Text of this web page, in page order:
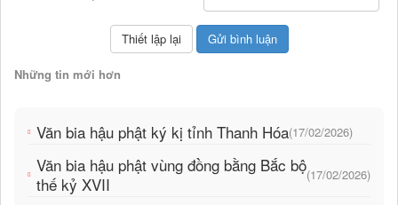
Những tin mới hơn
Văn bia hậu phật ký kị tỉnh Thanh Hóa(17/02/2026)
Văn bia hậu phật vùng đồng bằng Bắc bộ
thế kỷ XVII
(17/02/2026)